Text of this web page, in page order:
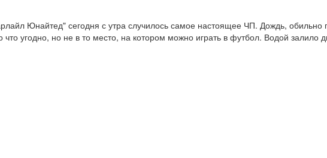
Юнайтед" сегодня с утра случилось самое настоящее ЧП. Дождь,
угодно, но не в то место, на котором можно играть в футбол. Водой залило